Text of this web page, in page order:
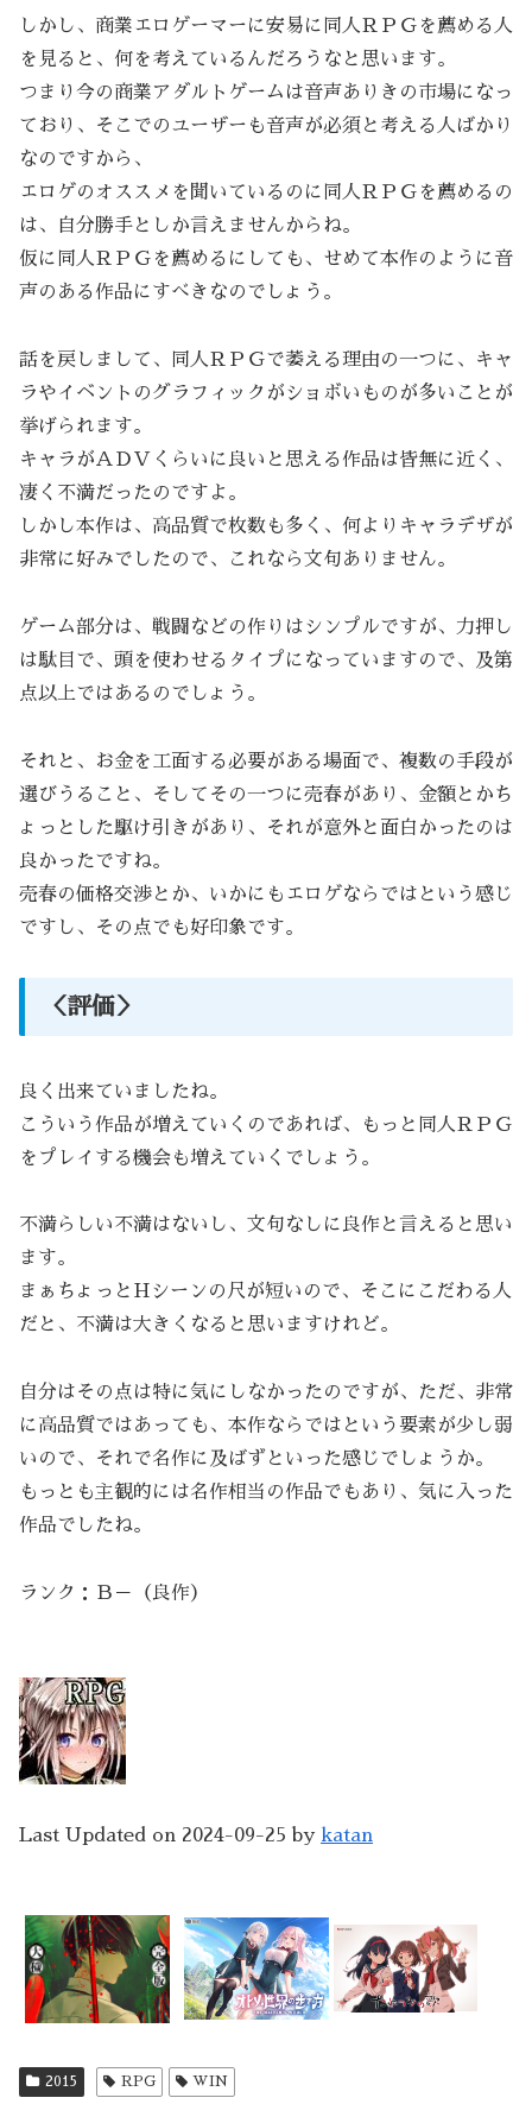
しかし、商業エロゲーマーに安易に同人ＲＰＧを薦める人
を見ると、何を考えているんだろうなと思います。
つまり今の商業アダルトゲームは音声ありきの市場になっ
ており、そこでのユーザーも音声が必須と考える人ばかり
なのですから、
エロゲのオススメを聞いているのに同人ＲＰＧを薦めるの
は、自分勝手としか言えませんからね。
仮に同人ＲＰＧを薦めるにしても、せめて本作のように音
声のある作品にすべきなのでしょう。
話を戻しまして、同人ＲＰＧで萎える理由の一つに、キャ
ラやイベントのグラフィックがショボいものが多いことが
挙げられます。
キャラがＡＤＶくらいに良いと思える作品は皆無に近く、
凄く不満だったのですよ。
しかし本作は、高品質で枚数も多く、何よりキャラデザが
非常に好みでしたので、これなら文句ありません。
ゲーム部分は、戦闘などの作りはシンプルですが、力押し
は駄目で、頭を使わせるタイプになっていますので、及第
点以上ではあるのでしょう。
それと、お金を工面する必要がある場面で、複数の手段が
選びうること、そしてその一つに売春があり、金額とかち
ょっとした駆け引きがあり、それが意外と面白かったのは
良かったですね。
売春の価格交渉とか、いかにもエロゲならではという感じ
ですし、その点でも好印象です。
＜評価＞
良く出来ていましたね。
こういう作品が増えていくのであれば、もっと同人ＲＰＧ
をプレイする機会も増えていくでしょう。
不満らしい不満はないし、文句なしに良作と言えると思い
ます。
まぁちょっとHシーンの尺が短いので、そこにこだわる人
だと、不満は大きくなると思いますけれど。
自分はその点は特に気にしなかったのですが、ただ、非常
に高品質ではあっても、本作ならではという要素が少し弱
いので、それで名作に及ばずといった感じでしょうか。
もっとも主観的には名作相当の作品でもあり、気に入った
作品でしたね。
ランク：Ｂ－（良作）
Last Updated on 2024-09-25 by katan
2015 RPG WIN